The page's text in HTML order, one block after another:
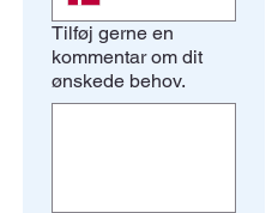
Tilføj gerne en
kommentar om dit
ønskede behov.